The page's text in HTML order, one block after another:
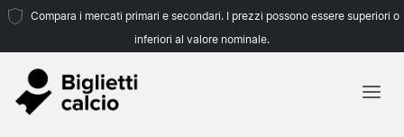
Compara i mercati primari e secondari. I prezzi possono essere superiori o
inferiori al valore nominale.